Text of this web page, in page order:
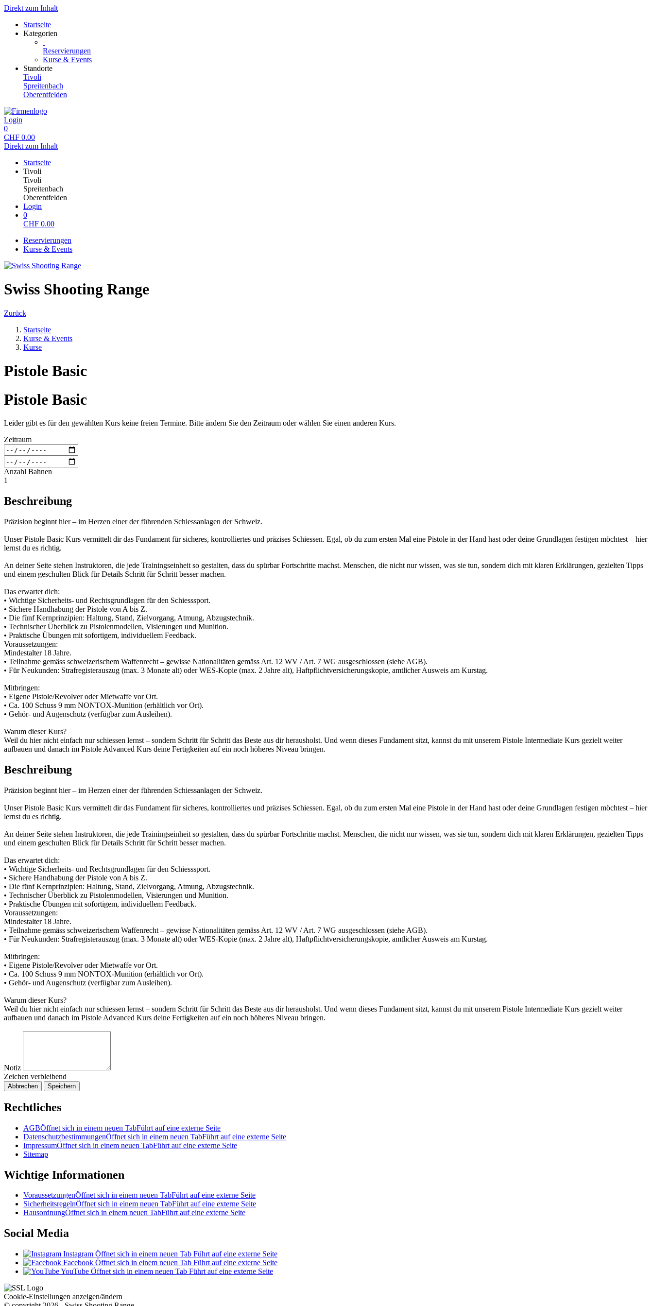
Direkt zum Inhalt
Startseite
Kategorien
Reservierungen
Kurse & Events
Standorte
Tivoli
Spreitenbach
Oberentfelden
Login
0
CHF 0.00
Direkt zum Inhalt
Startseite
Tivoli
Tivoli
Spreitenbach
Oberentfelden
Login
0
CHF 0.00
Reservierungen
Kurse & Events
Swiss Shooting Range
Zurück
Startseite
Kurse & Events
Kurse
Pistole Basic
Pistole Basic
Leider gibt es für den gewählten Kurs keine freien Termine. Bitte ändern Sie den Zeitraum oder wählen Sie einen anderen Kurs.
Zeitraum
Anzahl Bahnen
1
Beschreibung
Präzision beginnt hier – im Herzen einer der führenden Schiessanlagen der Schweiz.
Unser Pistole Basic Kurs vermittelt dir das Fundament für sicheres, kontrolliertes und präzises Schiessen. Egal, ob du zum ersten Mal eine Pistole in der Hand hast oder deine Grundlagen festigen möchtest – hier
lernst du es richtig.
An deiner Seite stehen Instruktoren, die jede Trainingseinheit so gestalten, dass du spürbar Fortschritte machst. Menschen, die nicht nur wissen, was sie tun, sondern dich mit klaren Erklärungen, gezielten Tipps
und einem geschulten Blick für Details Schritt für Schritt besser machen.
Das erwartet dich:
• Wichtige Sicherheits- und Rechtsgrundlagen für den Schiesssport.
• Sichere Handhabung der Pistole von A bis Z.
• Die fünf Kernprinzipien: Haltung, Stand, Zielvorgang, Atmung, Abzugstechnik.
• Technischer Überblick zu Pistolenmodellen, Visierungen und Munition.
• Praktische Übungen mit sofortigem, individuellem Feedback.
Voraussetzungen:
Mindestalter 18 Jahre.
• Teilnahme gemäss schweizerischem Waffenrecht – gewisse Nationalitäten gemäss Art. 12 WV / Art. 7 WG ausgeschlossen (siehe AGB).
• Für Neukunden: Strafregisterauszug (max. 3 Monate alt) oder WES-Kopie (max. 2 Jahre alt), Haftpflichtversicherungskopie, amtlicher Ausweis am Kurstag.
Mitbringen:
• Eigene Pistole/Revolver oder Mietwaffe vor Ort.
• Ca. 100 Schuss 9 mm NONTOX-Munition (erhältlich vor Ort).
• Gehör- und Augenschutz (verfügbar zum Ausleihen).
Warum dieser Kurs?
Weil du hier nicht einfach nur schiessen lernst – sondern Schritt für Schritt das Beste aus dir herausholst. Und wenn dieses Fundament sitzt, kannst du mit unserem Pistole Intermediate Kurs gezielt weiter
aufbauen und danach im Pistole Advanced Kurs deine Fertigkeiten auf ein noch höheres Niveau bringen.
Beschreibung
Präzision beginnt hier – im Herzen einer der führenden Schiessanlagen der Schweiz.
Unser Pistole Basic Kurs vermittelt dir das Fundament für sicheres, kontrolliertes und präzises Schiessen. Egal, ob du zum ersten Mal eine Pistole in der Hand hast oder deine Grundlagen festigen möchtest – hier
lernst du es richtig.
An deiner Seite stehen Instruktoren, die jede Trainingseinheit so gestalten, dass du spürbar Fortschritte machst. Menschen, die nicht nur wissen, was sie tun, sondern dich mit klaren Erklärungen, gezielten Tipps
und einem geschulten Blick für Details Schritt für Schritt besser machen.
Das erwartet dich:
• Wichtige Sicherheits- und Rechtsgrundlagen für den Schiesssport.
• Sichere Handhabung der Pistole von A bis Z.
• Die fünf Kernprinzipien: Haltung, Stand, Zielvorgang, Atmung, Abzugstechnik.
• Technischer Überblick zu Pistolenmodellen, Visierungen und Munition.
• Praktische Übungen mit sofortigem, individuellem Feedback.
Voraussetzungen:
Mindestalter 18 Jahre.
• Teilnahme gemäss schweizerischem Waffenrecht – gewisse Nationalitäten gemäss Art. 12 WV / Art. 7 WG ausgeschlossen (siehe AGB).
• Für Neukunden: Strafregisterauszug (max. 3 Monate alt) oder WES-Kopie (max. 2 Jahre alt), Haftpflichtversicherungskopie, amtlicher Ausweis am Kurstag.
Mitbringen:
• Eigene Pistole/Revolver oder Mietwaffe vor Ort.
• Ca. 100 Schuss 9 mm NONTOX-Munition (erhältlich vor Ort).
• Gehör- und Augenschutz (verfügbar zum Ausleihen).
Warum dieser Kurs?
Weil du hier nicht einfach nur schiessen lernst – sondern Schritt für Schritt das Beste aus dir herausholst. Und wenn dieses Fundament sitzt, kannst du mit unserem Pistole Intermediate Kurs gezielt weiter
aufbauen und danach im Pistole Advanced Kurs deine Fertigkeiten auf ein noch höheres Niveau bringen.
Notiz
Zeichen verbleibend
Abbrechen Speichern
Rechtliches
AGBÖffnet sich in einem neuen TabFührt auf eine externe Seite
DatenschutzbestimmungenÖffnet sich in einem neuen TabFührt auf eine externe Seite
ImpressumÖffnet sich in einem neuen TabFührt auf eine externe Seite
Sitemap
Wichtige Informationen
VoraussetzungenÖffnet sich in einem neuen TabFührt auf eine externe Seite
SicherheitsregelnÖffnet sich in einem neuen TabFührt auf eine externe Seite
HausordnungÖffnet sich in einem neuen TabFührt auf eine externe Seite
Social Media
Instagram Öffnet sich in einem neuen Tab Führt auf eine externe Seite
Facebook Öffnet sich in einem neuen Tab Führt auf eine externe Seite
YouTube Öffnet sich in einem neuen Tab Führt auf eine externe Seite
Cookie-Einstellungen anzeigen/ändern